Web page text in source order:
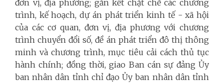
đơn vị, địa phương; gắn kết chặt chẽ các chương
trình, kế hoạch, dự án phát triển kinh tế - xã hội
của các cơ quan, đơn vị, địa phương với chương
trình chuyển đổi số, đề án phát triển đô thị thông
minh và chương trình, mục tiêu cải cách thủ tục
hành chính; đồng thời, giao Ban cán sự đảng Ủy
ban nhân dân tỉnh chỉ đạo Ủy ban nhân dân tỉnh